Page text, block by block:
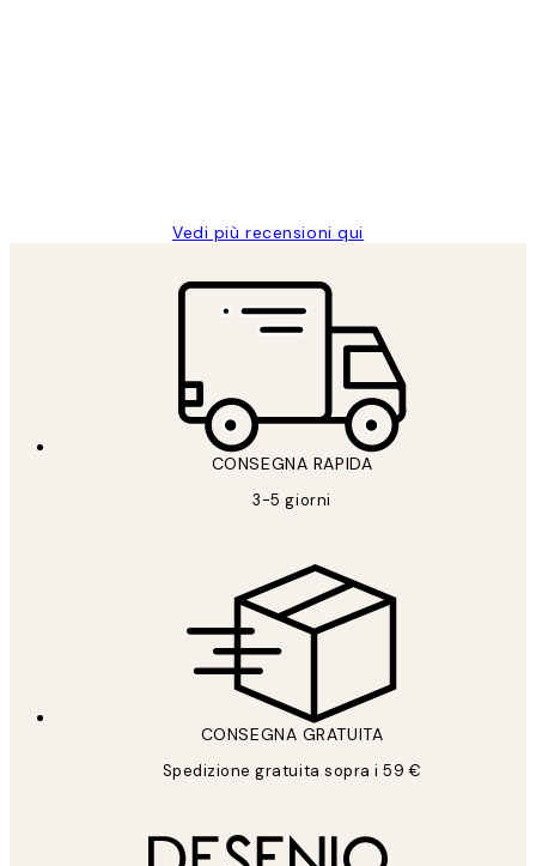
Vedi più recensioni qui
CONSEGNA RAPIDA
3-5 giorni
CONSEGNA GRATUITA
Spedizione gratuita sopra i 59 €